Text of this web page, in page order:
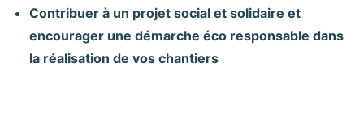
Contribuer à un projet social et solidaire et
encourager une démarche éco responsable dans
la réalisation de vos chantiers